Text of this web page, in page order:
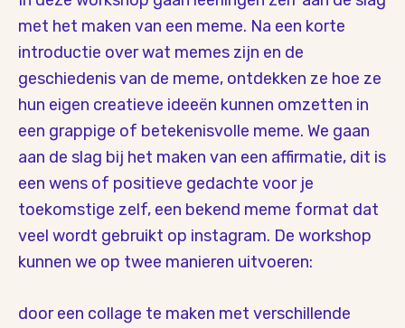
met het maken van een meme. Na een korte
introductie over wat memes zijn en de
geschiedenis van de meme, ontdekken ze hoe ze
hun eigen creatieve ideeën kunnen omzetten in
een grappige of betekenisvolle meme. We gaan
aan de slag bij het maken van een affirmatie, dit is
een wens of positieve gedachte voor je
toekomstige zelf, een bekend meme format dat
veel wordt gebruikt op instagram. De workshop
kunnen we op twee manieren uitvoeren:
door een collage te maken met verschillende